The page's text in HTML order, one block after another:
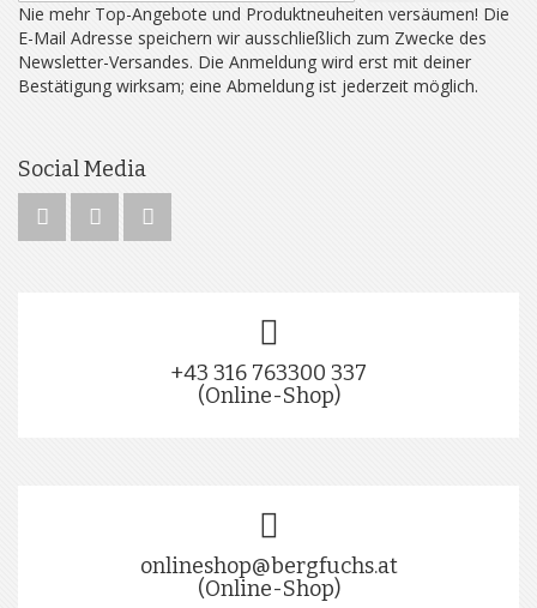
Nie mehr Top-Angebote und Produktneuheiten versäumen! Die
E-Mail Adresse speichern wir ausschließlich zum Zwecke des
Newsletter-Versandes. Die Anmeldung wird erst mit deiner
Bestätigung wirksam; eine Abmeldung ist jederzeit möglich.
Social Media
+43 316 763300 337
(Online-Shop)
onlineshop@bergfuchs.at
(Online-Shop)